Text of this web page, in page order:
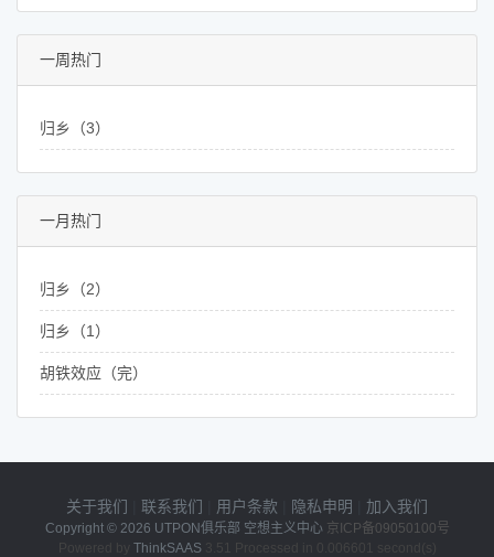
一周热门
归乡（3）
一月热门
归乡（2）
归乡（1）
胡铁效应（完）
关于我们 联系我们 用户条款 隐私申明 加入我们
Copyright © 2026 UTPON俱乐部 空想主义中心 京ICP备09050100号
Powered by ThinkSAAS3.51 Processed in 0.006601 second(s)